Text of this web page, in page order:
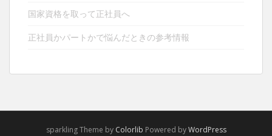
国家資格を取って正社員へ
正社員かパートかで悩んだときの参考情報
sparkling Theme by Colorlib Powered byWordPress